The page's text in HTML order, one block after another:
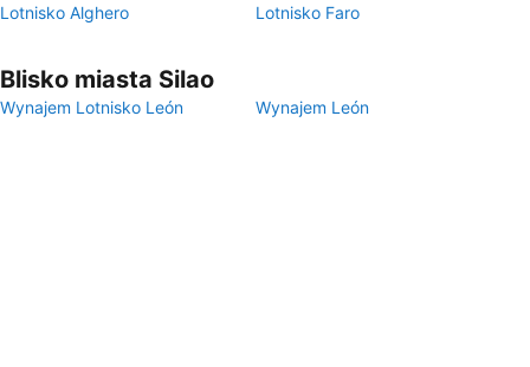
Lotnisko Alghero
Lotnisko Faro
Blisko miasta Silao
Wynajem Lotnisko León Wynajem León